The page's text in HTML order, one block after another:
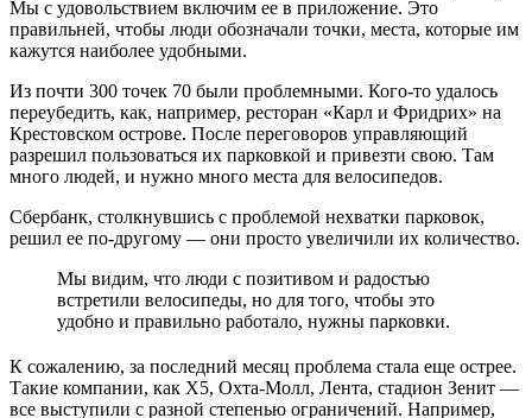
Мы с удовольствием включим ее в приложение. Это
правильней, чтобы люди обозначали точки, места, которые им
кажутся наиболее удобными.
Из почти 300 точек 70 были проблемными. Кого-то удалось
переубедить, как, например, ресторан «Карл и Фридрих» на
Крестовском острове. После переговоров управляющий
разрешил пользоваться их парковкой и привезти свою. Там
много людей, и нужно много места для велосипедов.
Сбербанк, столкнувшись с проблемой нехватки парковок,
решил ее по-другому — они просто увеличили их количество.
Мы видим, что люди с позитивом и радостью
встретили велосипеды, но для того, чтобы это
удобно и правильно работало, нужны парковки.
К сожалению, за последний месяц проблема стала еще острее.
Такие компании, как X5, Охта-Молл, Лента, стадион Зенит —
все выступили с разной степенью ограничений. Например,